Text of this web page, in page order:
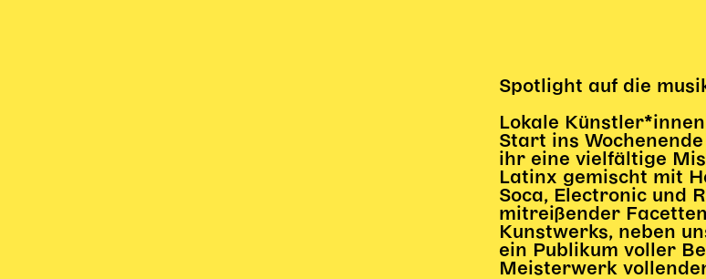
Spotlight auf die
Lokale
Start ins
ihr eine vielfältige
Latinx gemischt mit
Soca, Electronic und
mitreißender
Kunstwerks, neben
ein Publikum voller
Meisterwerk